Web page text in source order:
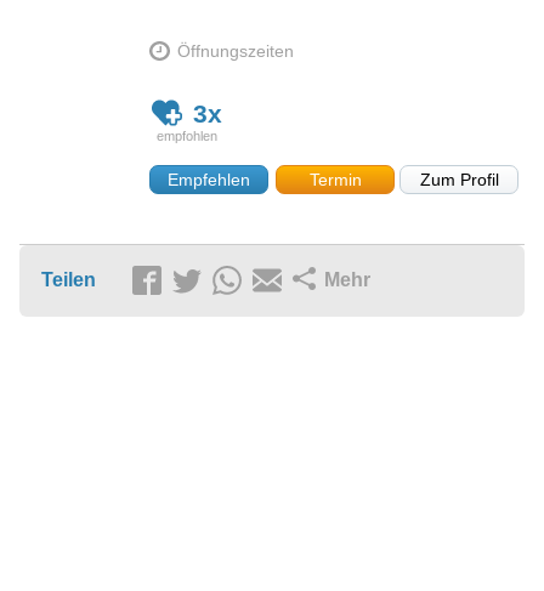
Öffnungszeiten
3x
Empfehlen Termin Zum Profil
Teilen Mehr